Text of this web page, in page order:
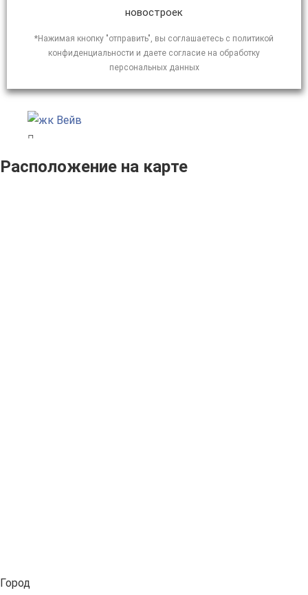
новостроек
*Нажимая кнопку "отправить", вы соглашаетесь с политикой
конфиденциальности и даете согласие на обработку
персональных данных
Расположение на карте
Город